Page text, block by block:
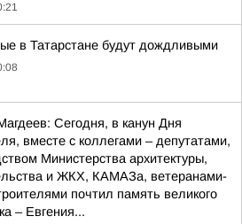
в Татарстане будут дождливыми
Сегодня, в канун Дня
вместе с коллегами – депутатами,
Министерства архитектуры,
и ЖКХ, КАМАЗа, ветеранами-
почтил память великого
– Евгения...